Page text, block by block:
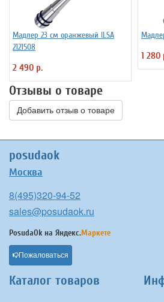
Мадлер 23 см оранжевый ILSA
2121508
2 490 р.
1 280
Отзывы о товаре
Добавить отзыв о товаре
posudaok
Москва
8(495)320-94-52
sales@posudaok.ru
PosudaOk на Яндекс.Маркете
Пожаловаться
Каталог товаров